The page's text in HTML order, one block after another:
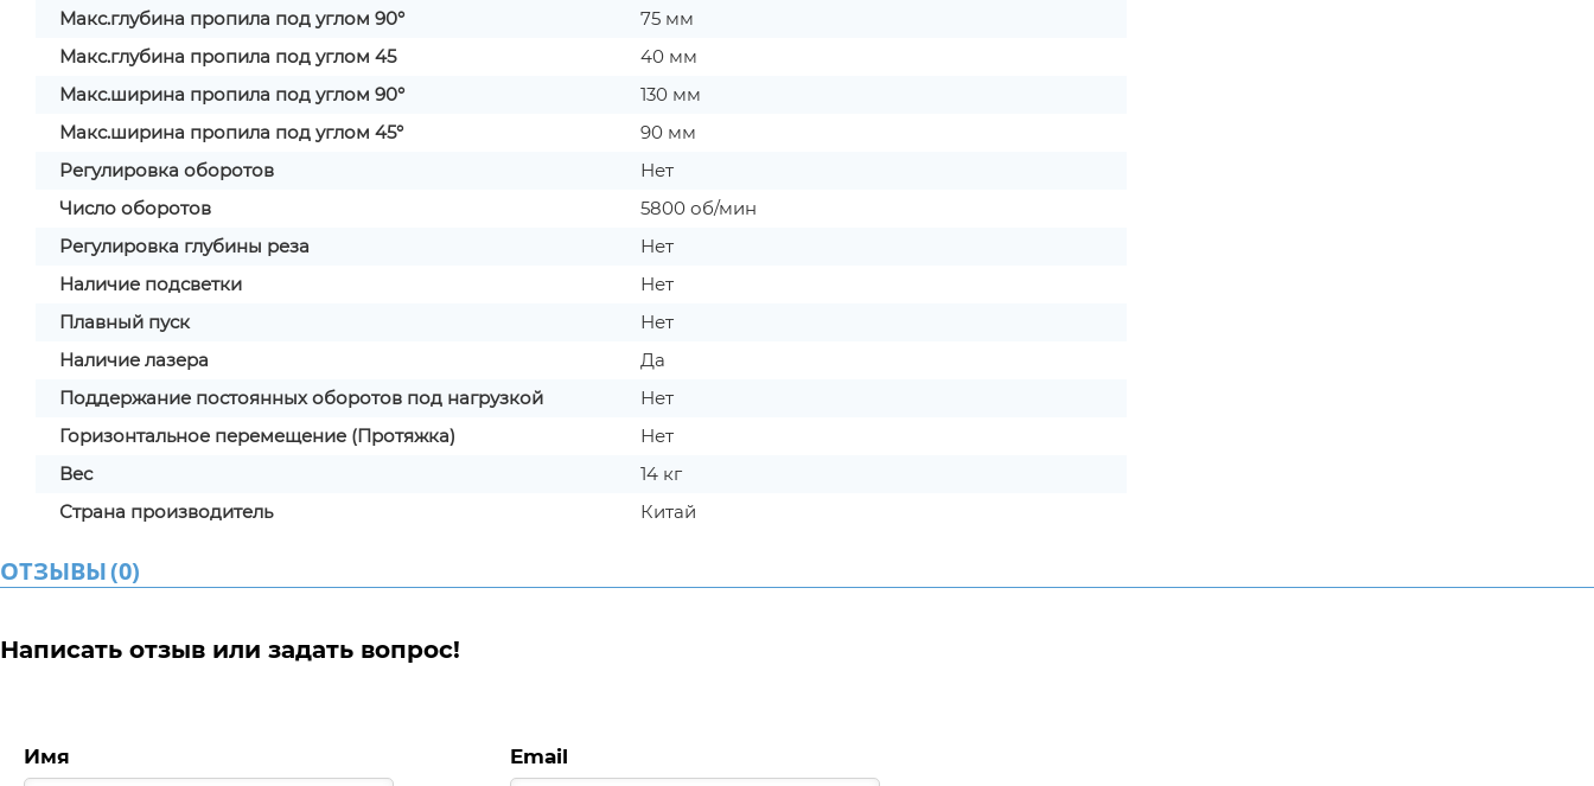
Макс.глубина пропила под углом 90°
75 мм
Макс.глубина пропила под углом 45
40 мм
Макс.ширина пропила под углом 90°
130 мм
Макс.ширина пропила под углом 45°
90 мм
Регулировка оборотов
Нет
Число оборотов
5800 об/мин
Регулировка глубины реза
Нет
Наличие подсветки
Нет
Плавный пуск
Нет
Наличие лазера
Да
Поддержание постоянных оборотов под нагрузкой
Нет
Горизонтальное перемещение (Протяжка)
Нет
Вес
14 кг
Страна производитель
Китай
ОТЗЫВЫ(0)
Написать отзыв или задать вопрос!
Имя Email